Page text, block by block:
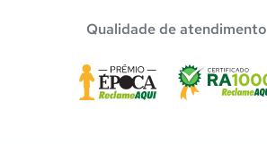
Qualidade de atendimento